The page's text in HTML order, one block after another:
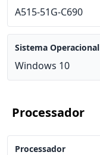
A515-51G-C690
Sistema Operacional
Windows 10
Processador
Processador